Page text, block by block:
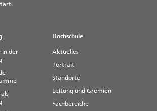
in der
Hochschule
Aktuelles
Portrait
Standorte
Leitung und Gremien
Fachbereiche